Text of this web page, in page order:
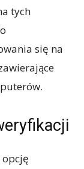
tych
się na